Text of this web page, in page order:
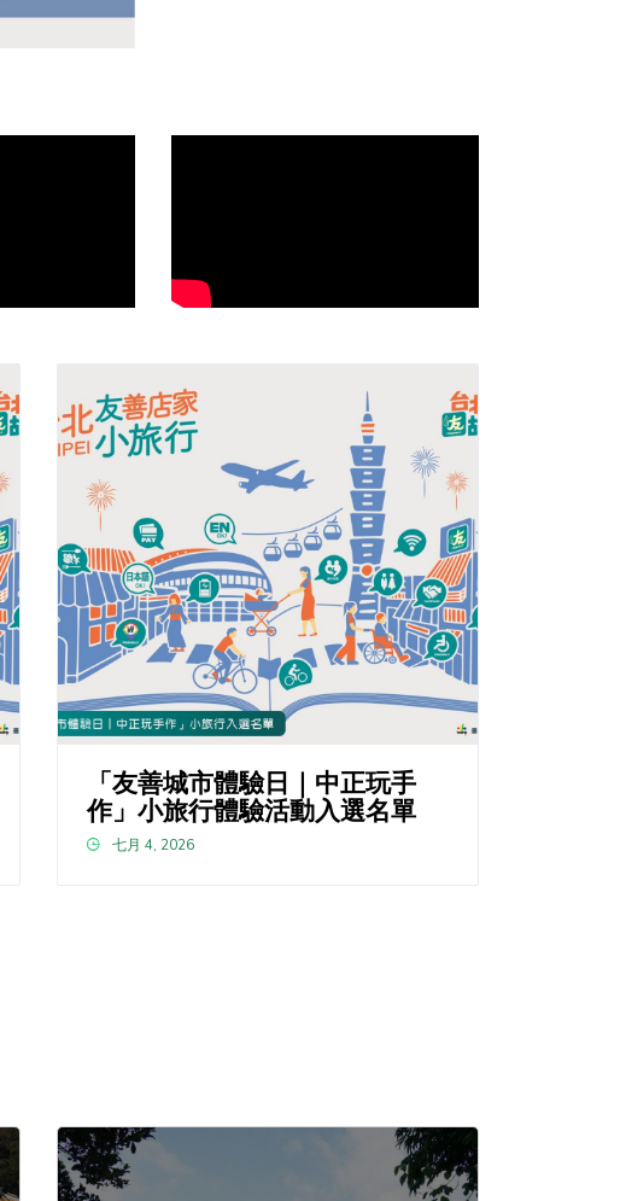
「友善城市體驗日｜中正玩手
作」小旅行體驗活動入選名單
七月 4, 2026